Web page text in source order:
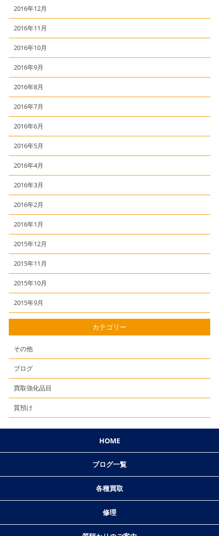
2016年12月
2016年11月
2016年10月
2016年9月
2016年8月
2016年7月
2016年6月
2016年5月
2016年4月
2016年3月
2016年2月
2016年1月
2015年12月
2015年11月
2015年10月
2015年9月
カテゴリー
その他
ブログ
買取強化品目
質預け
HOME
ブログ一覧
各種買取
修理